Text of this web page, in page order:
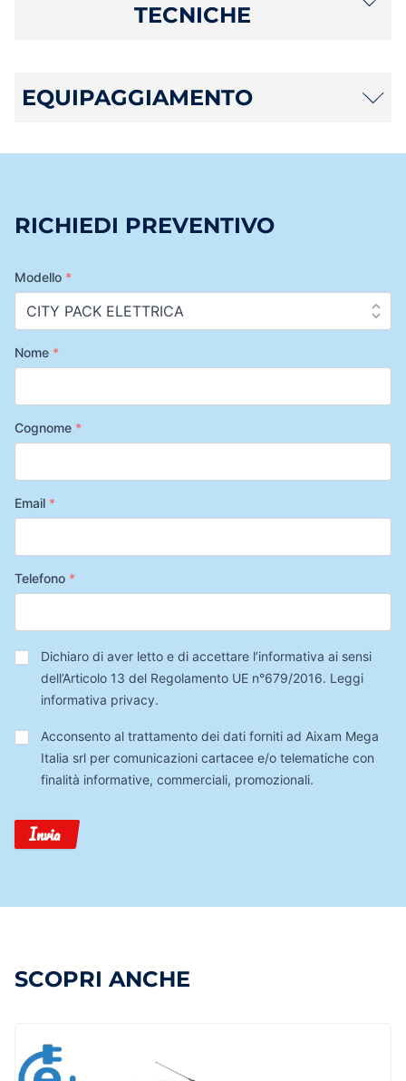
TECNICHE
EQUIPAGGIAMENTO
RICHIEDI PREVENTIVO
Modello *
Nome *
Cognome *
Email *
Telefono *
Privacy*
Dichiaro di aver letto e di accettare l’informativa ai sensi
dell’Articolo 13 del Regolamento UE n°679/2016. Leggi
informativa privacy.
Trattamento
Dati
Acconsento al trattamento dei dati forniti ad Aixam Mega
Italia srl per comunicazioni cartacee e/o telematiche con
finalità informative, commerciali, promozionali.
Invia
SCOPRI ANCHE